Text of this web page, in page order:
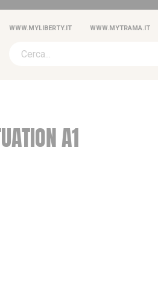
WWW.MYLIBERTY.IT WWW.MYTRAMA.IT
A1